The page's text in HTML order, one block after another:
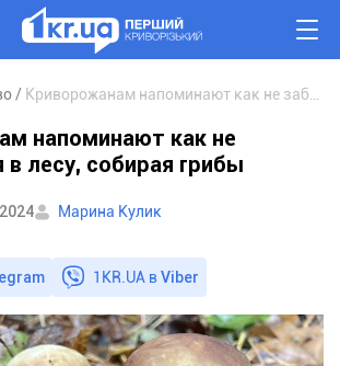
напоминают как не
в лесу, собирая грибы
Марина Кулик
1KR.UA вViber